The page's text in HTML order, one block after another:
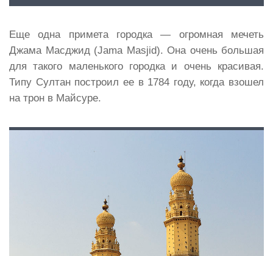
Еще одна примета городка — огромная мечеть
Джама Масджид (Jama Masjid). Она очень большая
для такого маленького городка и очень красивая.
Типу Султан построил ее в 1784 году, когда взошел
на трон в Майсуре.